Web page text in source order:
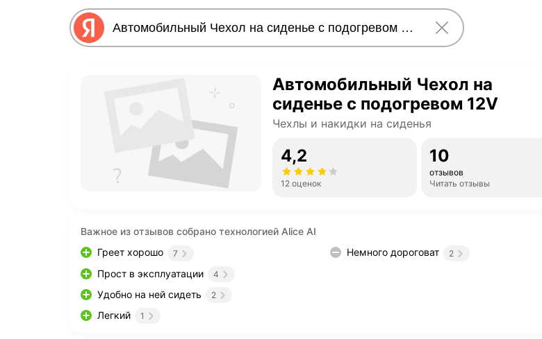
Автомобильный Чехол на
сиденье с подогревом 12V
Чехлы и накидки на сиденья
4,2
12 оценок
10
отзывов
Читать отзывы
Важное из отзывов собрано технологией Alice AI
Греет хорошо
7
Прост в эксплуатации 4
Удобно на ней сидеть 2
Легкий 1
Немного дороговат 2